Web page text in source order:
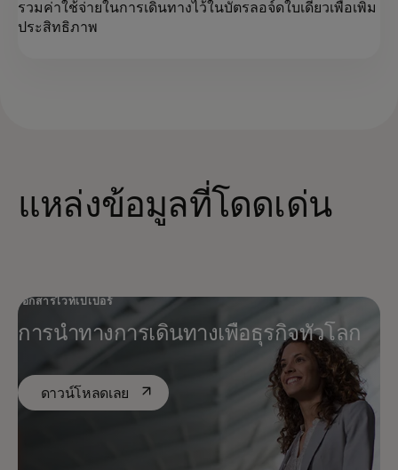
รวมค่าใช้จ่ายในการเดินทางไว้ในบัตรลอจ์ดใบเดียวเพื่อเพิ่ม
ประสิทธิภาพ
แหล่งข้อมูลที่โดดเด่น
เอกสารไวท์เปเปอร์
การนำทางการเดินทางเพื่อธุรกิจทั่วโลก
ดาวน์โหลดเลยopens in a new tab